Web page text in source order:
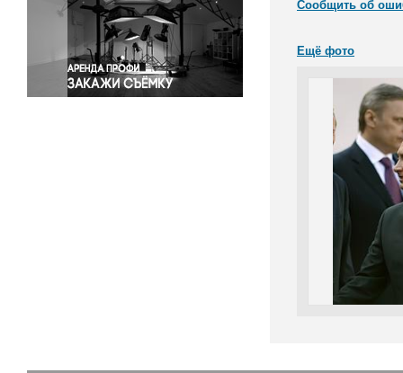
Спорт
Экология
Экономика и бизнес
Сообщить об
Ещё фото